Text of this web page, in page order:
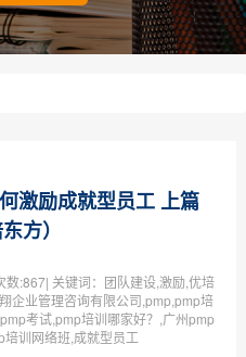
激励成就型员工 上篇
方）
数:867| 关键词：团队建设,激励,优培
企业管理咨询有限公司,pmp,pmp培
考试,pmp培训哪家好？,广州pmp
训网络班,成就型员工